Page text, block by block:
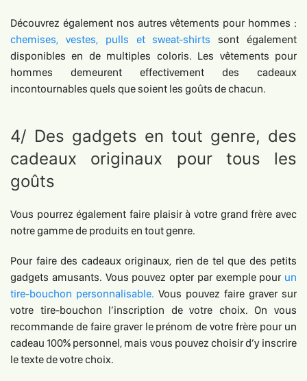
Découvrez également nos autres vêtements pour hommes :
chemises, vestes, pulls et sweat-shirts sont également
disponibles en de multiples coloris. Les vêtements pour
hommes demeurent effectivement des cadeaux
incontournables quels que soient les goûts de chacun.
4/ Des gadgets en tout genre, des
cadeaux originaux pour tous les
goûts
Vous pourrez également faire plaisir à votre grand frère avec
notre gamme de produits en tout genre.
Pour faire des cadeaux originaux, rien de tel que des petits
gadgets amusants. Vous pouvez opter par exemple pour un
tire-bouchon personnalisable. Vous pouvez faire graver sur
votre tire-bouchon l’inscription de votre choix. On vous
recommande de faire graver le prénom de votre frère pour un
cadeau 100% personnel, mais vous pouvez choisir d’y inscrire
le texte de votre choix.